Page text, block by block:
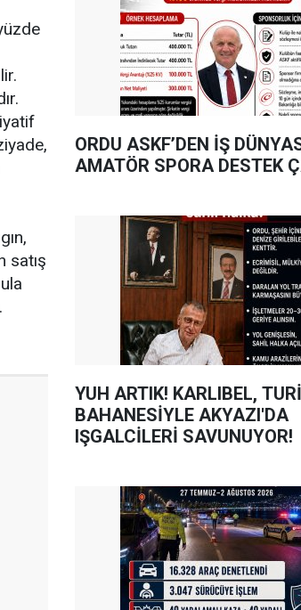
satış
ORDU ASKF’DEN İŞ
AMATÖR SPORA DESTEK
YUH ARTIK! KARLIBEL, TURİZM
BAHANESİYLE AKYAZI'DA
IŞGALCİLERİ SAVUNUYOR!